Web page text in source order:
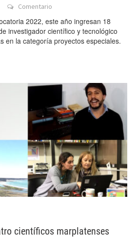
Comentario
2022, este año ingresan 18
investigador científico y tecnológico
en la categoría proyectos especiales.
científicos marplatenses